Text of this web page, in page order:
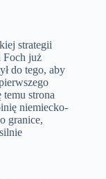
strategii
Foch już
do tego, aby
strona
niemiecko-
granice,